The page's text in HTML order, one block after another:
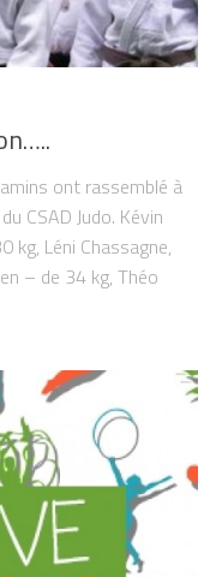
ont rassemblé à
CSAD Judo. Kévin
kg, Léni Chassagne,
– de 34 kg, Théo